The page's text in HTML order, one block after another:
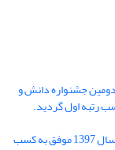
جشنواره دانش و
نشریه علمی - پژوهشی « اطلاعات جغرافیایی(سپهر)» در سال 1397 موفق به کسب